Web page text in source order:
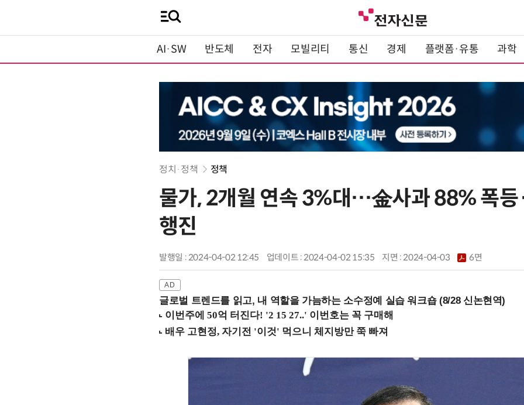
AI·SW 반도체 전자 모빌리티 통신 경제 플랫폼·유통 과학
정치·정책 정책
물가, 2개월 연속 3%대…金사과 88% 폭등
행진
발행일 : 2024-04-02 12:45 업데이트 : 2024-04-02 15:35 지면 :2024-04-03 6면
글로벌 트렌드를 읽고, 내 역할을 가늠하는 소수정예 실습 워크숍 (8/28 신논현역)